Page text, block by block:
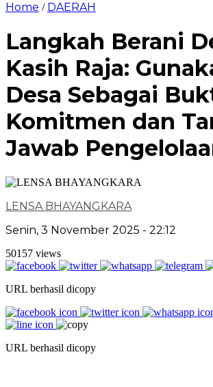
Home / DAERAH
Langkah Berani
Kasih Raja:
Desa Sebagai
Komitmen dan
Jawab
LENSA BHAYANGKARA
Senin, 3 November 2025 - 22:12
50157 views
URL berhasil dicopy
URL berhasil dicopy